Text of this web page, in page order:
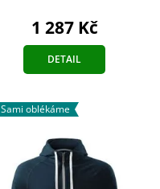
1 287 Kč
DETAIL
Sami oblékáme